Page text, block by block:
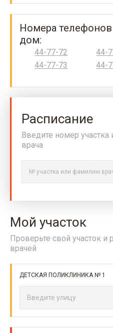
Номера
дом:
44-77-72
44-77-73
44-
44-
Расписание
Введите номер
врача
Мой участок
Проверьте свой участок и
врачей
ДЕТСКАЯ ПОЛИКЛИНИКА № 1